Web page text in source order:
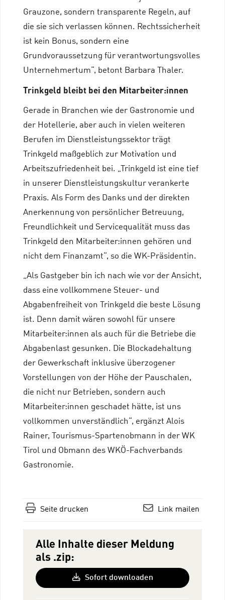
Grauzone, sondern transparente Regeln, auf
die sie sich verlassen können. Rechtssicherheit
ist kein Bonus, sondern eine
Grundvoraussetzung für verantwortungsvolles
Unternehmertum“, betont Barbara Thaler.
Trinkgeld bleibt bei den Mitarbeiter:innen
Gerade in Branchen wie der Gastronomie und
der Hotellerie, aber auch in vielen weiteren
Berufen im Dienstleistungssektor trägt
Trinkgeld maßgeblich zur Motivation und
Arbeitszufriedenheit bei. „Trinkgeld ist eine tief
in unserer Dienstleistungskultur verankerte
Praxis. Als Form des Danks und der direkten
Anerkennung von persönlicher Betreuung,
Freundlichkeit und Servicequalität muss das
Trinkgeld den Mitarbeiter:innen gehören und
nicht dem Finanzamt“, so die WK-Präsidentin.
„Als Gastgeber bin ich nach wie vor der Ansicht,
dass eine vollkommene Steuer- und
Abgabenfreiheit von Trinkgeld die beste Lösung
ist. Denn damit wären sowohl für unsere
Mitarbeiter:innen als auch für die Betriebe die
Abgabenlast gesunken. Die Blockadehaltung
der Gewerkschaft inklusive überzogener
Vorstellungen von der Höhe der Pauschalen,
die nicht nur Betrieben, sondern auch
Mitarbeiter:innen geschadet hätte, ist uns
vollkommen unverständlich“, ergänzt Alois
Rainer, Tourismus-Spartenobmann in der WK
Tirol und Obmann des WKÖ-Fachverbands
Gastronomie.
Seite drucken Link mailen
Alle Inhalte dieser Meldung
als .zip:
Sofort downloaden